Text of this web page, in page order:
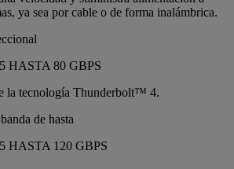
ya sea por cable o de forma inalámbrica.
80 GBPS
la tecnología Thunderbolt™ 4.
de hasta
120 GBPS